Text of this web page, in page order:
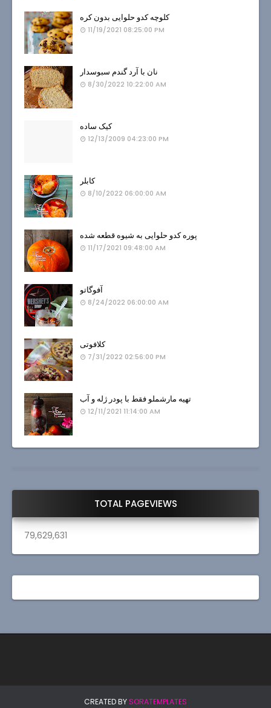
کلوچه کدو حلوایی بدون کره
11/19/2021 08:25:00 PM
نان با آرد گندم سبوسدار
8/30/2022 10:22:00 AM
کیک ساده
12/13/2009 04:23:00 PM
کابلر
8/10/2022 06:00:00 AM
پوره کدو حلوایی به شیوه قطعه شده
11/17/2021 09:48:00 AM
آفوگاتو
8/24/2022 06:00:00 AM
کلافوتی
7/31/2022 02:56:00 PM
تهیه مارشملو فقط با پودر ژله و آب
12/11/2021 11:14:00 AM
TOTAL PAGEVIEWS
79,629,631
CREATED BY SORATEMPLATES